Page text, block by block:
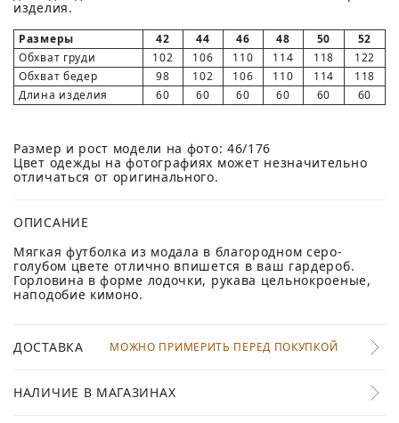
изделия.
Размеры 42 44 46 48 50
52
Обхват груди
102 106 110 114 118
122
Обхват бедер
98 102 106 110 114
118
Длина изделия
60 60 60 60 60 60
Размер и рост модели на фото: 46/176
Цвет одежды на фотографиях может незначительно
отличаться от оригинального.
ОПИСАНИЕ
Мягкая футболка из модала в благородном серо-
голубом цвете отлично впишется в ваш гардероб.
Горловина в форме лодочки, рукава цельнокроеные,
наподобие кимоно.
ДОСТАВКА МОЖНО ПРИМЕРИТЬ ПЕРЕД ПОКУПКОЙ
НАЛИЧИЕ В МАГАЗИНАХ